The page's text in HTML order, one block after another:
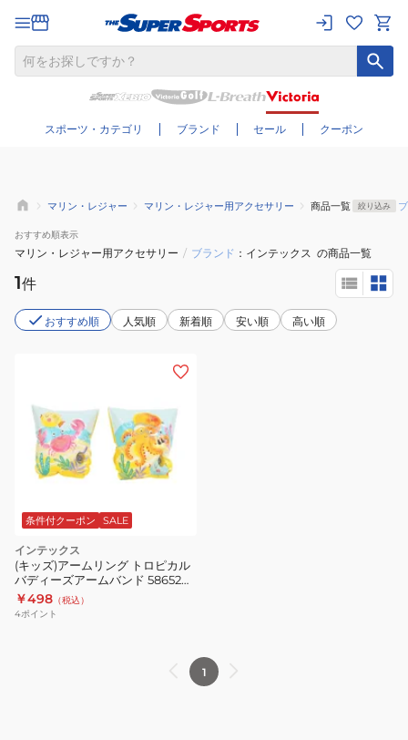
スポーツ・カテゴリ ブランド セール クーポン
さらに絞り込む
マリン・レジャー マリン・レジャー用アクセサリー 商品一覧 絞り込み
おすすめ順表示
マリン・レジャー用アクセサリー / ブランド インテックス の商品一覧
1件
おすすめ順 人気順 新着順 安い順 高い順
条件付クーポン SALE
インテックス
(キッズ)アームリング トロピカル
バディーズアームバンド 58652
EU
￥498 （税込）
4ポイント
1